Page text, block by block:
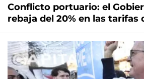
Conflicto portuario: el
rebaja del 20% en las tarifas